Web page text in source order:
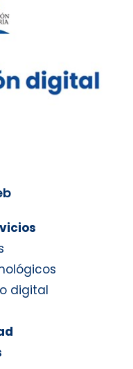
digital